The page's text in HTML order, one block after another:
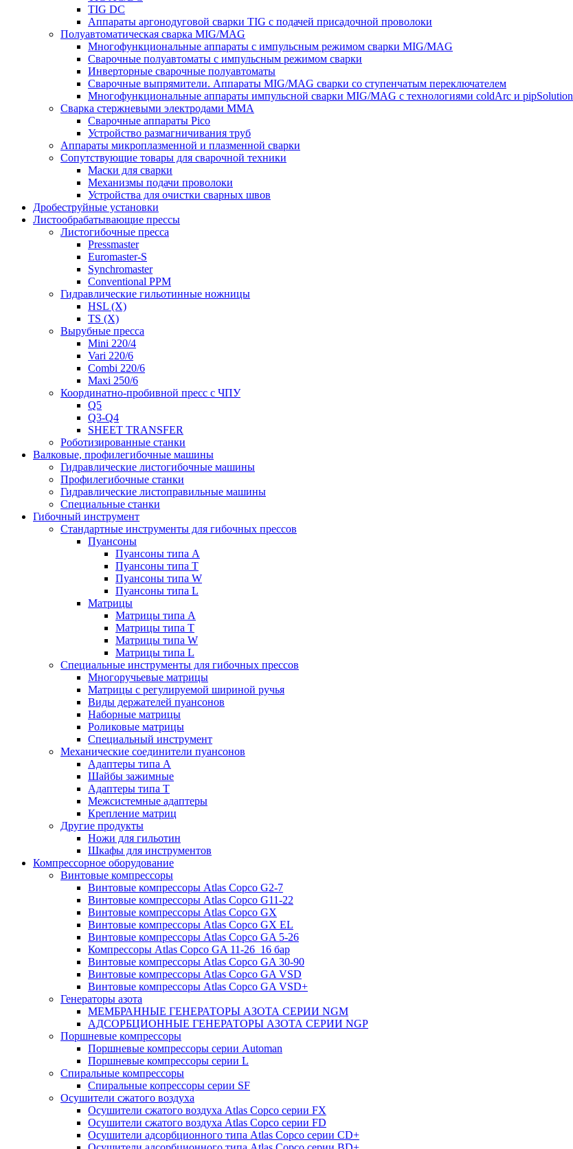
TIG DC
Аппараты аргонодуговой сварки TIG с подачей присадочной проволоки
Полуавтоматическая сварка MIG/MAG
Многофункциональные аппараты с импульсным режимом сварки MIG/MAG
Сварочные полуавтоматы с импульсным режимом сварки
Инверторные сварочные полуавтоматы
Сварочные выпрямители. Аппараты MIG/MAG сварки со ступенчатым переключателем
Многофункциональные аппараты импульсной сварки MIG/MAG с технологиями coldArc и pipSolution
Сварка стержневыми электродами MMA
Сварочные аппараты Pico
Устройство размагничивания труб
Аппараты микроплазменной и плазменной сварки
Сопутствующие товары для сварочной техники
Маски для сварки
Механизмы подачи проволоки
Устройства для очистки сварных швов
Дробеструйные установки
Листообрабатывающие прессы
Листогибочные пресса
Pressmaster
Euromaster-S
Synchromaster
Conventional PPM
Гидравлические гильотинные ножницы
HSL (X)
TS (X)
Вырубные пресса
Mini 220/4
Vari 220/6
Combi 220/6
Maxi 250/6
Координатно-пробивной пресс с ЧПУ
Q5
Q3-Q4
SHEET TRANSFER
Роботизированные станки
Валковые, профилегибочные машины
Гидравлические листогибочные машины
Профилегибочные станки
Гидравлические листоправильные машины
Специальные станки
Гибочный инструмент
Стандартные инструменты для гибочных прессов
Пуансоны
Пуансоны типа A
Пуансоны типа T
Пуансоны типа W
Пуансоны типа L
Матрицы
Матрицы типа A
Матрицы типа T
Матрицы типа W
Матрицы типа L
Специальные инструменты для гибочных прессов
Многоручьевые матрицы
Матрицы с регулируемой шириной ручья
Виды держателей пуансонов
Наборные матрицы
Роликовые матрицы
Специальный инструмент
Механические соединители пуансонов
Адаптеры типа A
Шайбы зажимные
Адаптеры типа T
Межсистемные адаптеры
Крепление матриц
Другие продукты
Ножи для гильотин
Шкафы для инструментов
Компрессорное оборудование
Винтовые компрессоры
Винтовые компрессоры Atlas Copco G2-7
Винтовые компрессоры Atlas Copco G11-22
Винтовые компрессоры Atlas Copco GX
Винтовые компрессоры Atlas Copco GX EL
Винтовые компрессоры Atlas Copco GA 5-26
Компрессоры Atlas Copco GA 11-26_16 бар
Винтовые компрессоры Atlas Copco GA 30-90
Винтовые компрессоры Atlas Copco GA VSD
Винтовые компрессоры Atlas Copco GA VSD+
Генераторы азота
МЕМБРАННЫЕ ГЕНЕРАТОРЫ АЗОТА СЕРИИ NGM
АДСОРБЦИОННЫЕ ГЕНЕРАТОРЫ АЗОТА СЕРИИ NGP
Поршневые компрессоры
Поршневые компрессоры серии Automan
Поршневые компрессоры серии L
Спиральные компрессоры
Спиральные копрессоры серии SF
Осушители сжатого воздуха
Осушители сжатого воздуха Atlas Copco серии FX
Осушители сжатого воздуха Atlas Copco серии FD
Осушители адсорбционного типа Atlas Copco серии СD+